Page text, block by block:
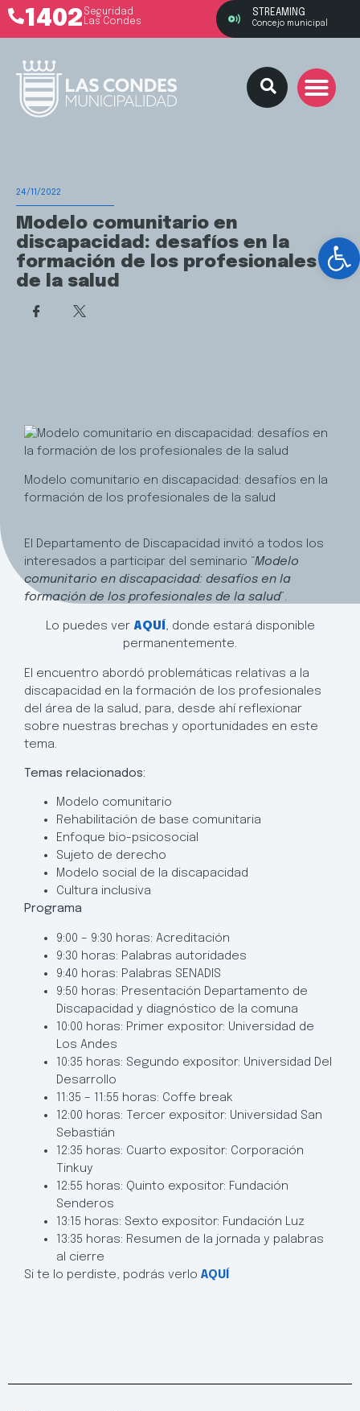
1402 Seguridad
Las Condes
STREAMING
Concejo municipal
24/11/2022
Modelo comunitario en
discapacidad: desafíos en la
formación de los profesionales
de la salud
Modelo comunitario en discapacidad: desafíos en la
formación de los profesionales de la salud
El Departamento de Discapacidad invitó a todos los
interesados a participar del seminario “Modelo
comunitario en discapacidad: desafíos en la
formación de los profesionales de la salud”.
Lo puedes ver AQUÍ , donde estará disponible
permanentemente.
El encuentro abordó problemáticas relativas a la
discapacidad en la formación de los profesionales
del área de la salud, para, desde ahí reflexionar
sobre nuestras brechas y oportunidades en este
tema.
Temas relacionados:
Modelo comunitario
Rehabilitación de base comunitaria
Enfoque bio-psicosocial
Sujeto de derecho
Modelo social de la discapacidad
Cultura inclusiva
Programa
9:00 – 9:30 horas: Acreditación
9:30 horas: Palabras autoridades
9:40 horas: Palabras SENADIS
9:50 horas: Presentación Departamento de
Discapacidad y diagnóstico de la comuna
10:00 horas: Primer expositor: Universidad de
Los Andes
10:35 horas: Segundo expositor: Universidad Del
Desarrollo
11:35 – 11:55 horas: Coffe break
12:00 horas: Tercer expositor: Universidad San
Sebastián
12:35 horas: Cuarto expositor: Corporación
Tinkuy
12:55 horas: Quinto expositor: Fundación
Senderos
13:15 horas: Sexto expositor: Fundación Luz
13:35 horas: Resumen de la jornada y palabras
al cierre
Si te lo perdiste, podrás verlo AQUÍ